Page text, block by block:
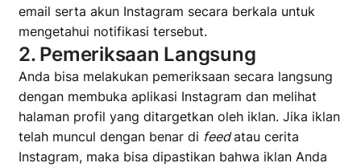
email serta akun Instagram secara berkala untuk
mengetahui notifikasi tersebut.
2. Pemeriksaan Langsung
Anda bisa melakukan pemeriksaan secara langsung
dengan membuka aplikasi Instagram dan melihat
halaman profil yang ditargetkan oleh iklan. Jika iklan
telah muncul dengan benar di feedatau cerita
Instagram, maka bisa dipastikan bahwa iklan Anda